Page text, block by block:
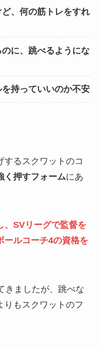
、何の筋トレをすれ
に、跳べるようにな
持っていいのか不安
するスクワットのコ
く押すフォームにあ
、SVリーグで監督を
ールコーチ4の資格を
きましたが、跳べな
りもスクワットのフ